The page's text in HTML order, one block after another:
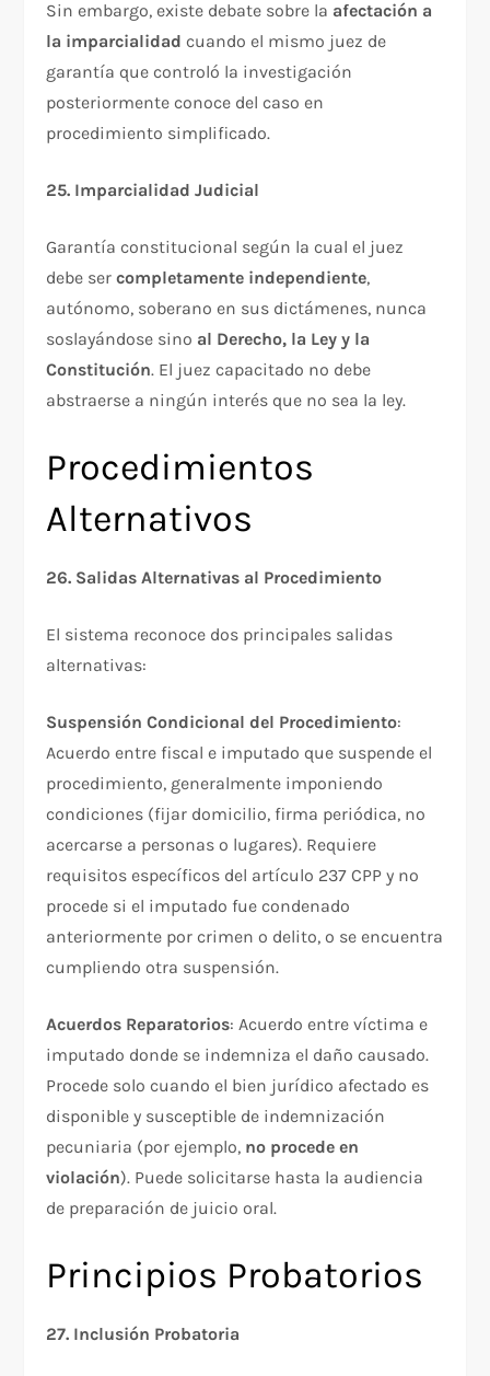
Sin embargo, existe debate sobre la afectación a
la imparcialidad cuando el mismo juez de
garantía que controló la investigación
posteriormente conoce del caso en
procedimiento simplificado.​
25. Imparcialidad Judicial
Garantía constitucional según la cual el juez
debe sercompletamente independiente,
autónomo, soberano en sus dictámenes, nunca
soslayándose sino al Derecho, la Ley y la
Constitución. El juez capacitado no debe
abstraerse a ningún interés que no sea la ley.​
Procedimientos
Alternativos
26. Salidas Alternativas al Procedimiento
El sistema reconoce dos principales salidas
alternativas:​
Suspensión Condicional del Procedimiento:
Acuerdo entre fiscal e imputado que suspende el
procedimiento, generalmente imponiendo
condiciones (fijar domicilio, firma periódica, no
acercarse a personas o lugares). Requiere
requisitos específicos del artículo 237 CPP y no
procede si el imputado fue condenado
anteriormente por crimen o delito, o se encuentra
cumpliendo otra suspensión.​
Acuerdos Reparatorios: Acuerdo entre víctima e
imputado donde se indemniza el daño causado.
Procede solo cuando el bien jurídico afectado es
disponible y susceptible de indemnización
pecuniaria (por ejemplo, no procede en
violación). Puede solicitarse hasta la audiencia
de preparación de juicio oral.​
Principios Probatorios
27. Inclusión Probatoria